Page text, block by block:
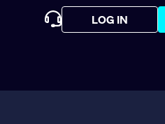
LOG IN